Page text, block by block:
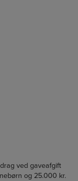
ved gaveafgift
og 25.000 kr.